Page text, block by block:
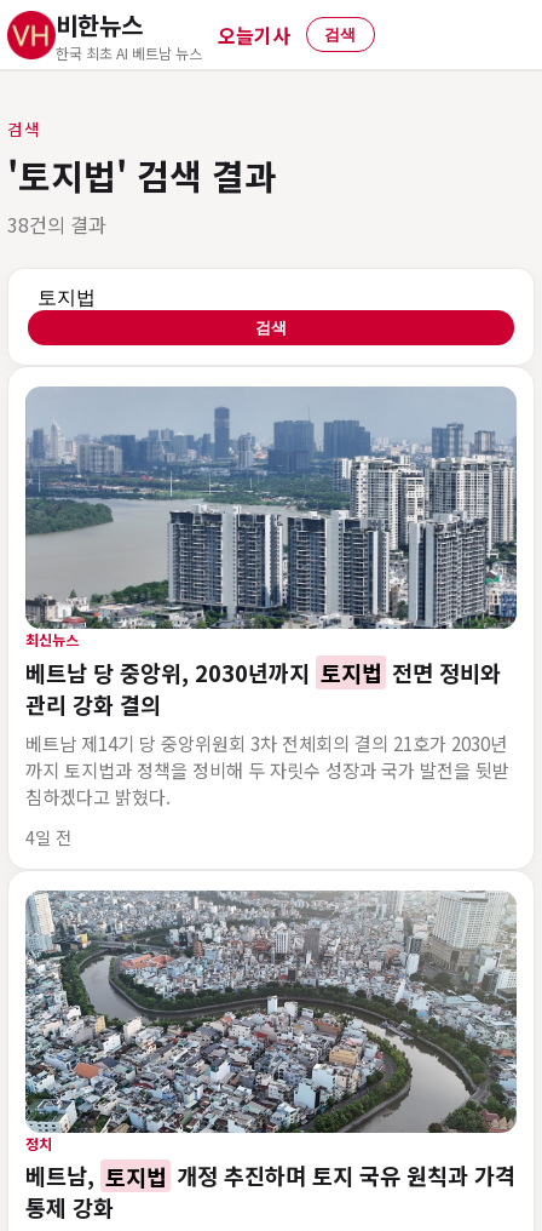
비한뉴스
한국 최초 AI 베트남 뉴스
오늘기사 검색
검색
'토지법' 검색 결과
38건의 결과
검색어
검색
최신뉴스
베트남 당 중앙위, 2030년까지 토지법 전면 정비와
관리 강화 결의
베트남 제14기 당 중앙위원회 3차 전체회의 결의 21호가 2030년
까지 토지법과 정책을 정비해 두 자릿수 성장과 국가 발전을 뒷받
침하겠다고 밝혔다.
게시 시각
4일 전
정치
베트남, 토지법 개정 추진하며 토지 국유 원칙과 가격
통제 강화